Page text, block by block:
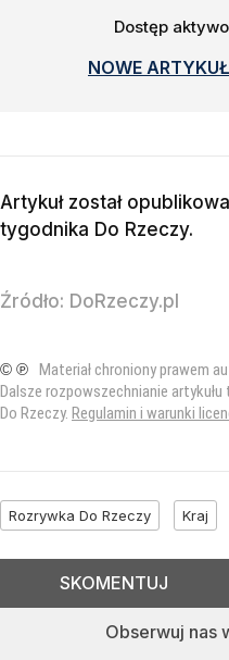
Dostęp
NOWE
Artykuł został
tygodnika Do Rzeczy.
Źródło: DoRzeczy.pl
© ℗ Materiał chroniony prawem
Dalsze rozpowszechnianie
Do Rzeczy. Regulamin i warunki
Rozrywka Do Rzeczy Kraj
Obserwuj nas
SKOMENTUJ